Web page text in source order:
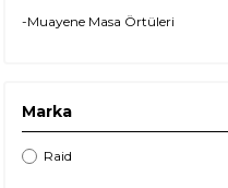
-Muayene Masa Örtüleri
Marka
Raid